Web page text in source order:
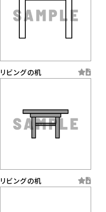
リビングの机
リビングの机